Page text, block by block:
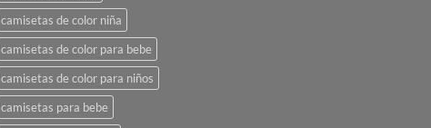
camisetas de color niña
camisetas de color para bebe
camisetas de color para niños
camisetas para bebe